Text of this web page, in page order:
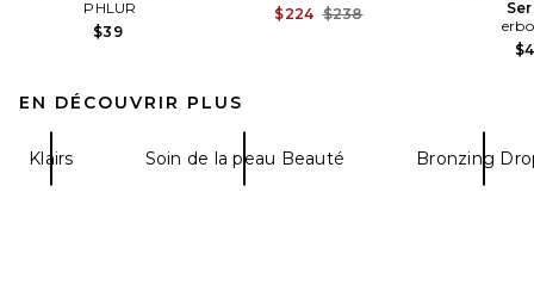
PHLUR
$39
$224 Previous price:
$238
EN DÉCOUVRIR PLUS
Klairs Soin de la peau Beauté Bronzing